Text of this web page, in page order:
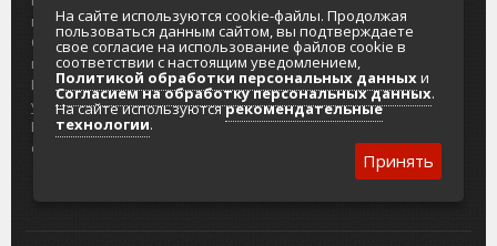
портале
Отзывы и
предложения
Интернет-
услуги
Разработка
сайтов
Колымы
Политика в отношении обработки
персональных данных
Согласие на обработку персональных
данных
На сайте используются cookie-файлы. Продолжая
пользоваться данным сайтом, вы подтверждаете
свое согласие на использование файлов cookie в
соответствии с настоящим уведомлением,
Политикой обработки персональных данныхи
Согласием на обработку персональных данных.
На сайте используютсярекомендательные
технологии.
Принять